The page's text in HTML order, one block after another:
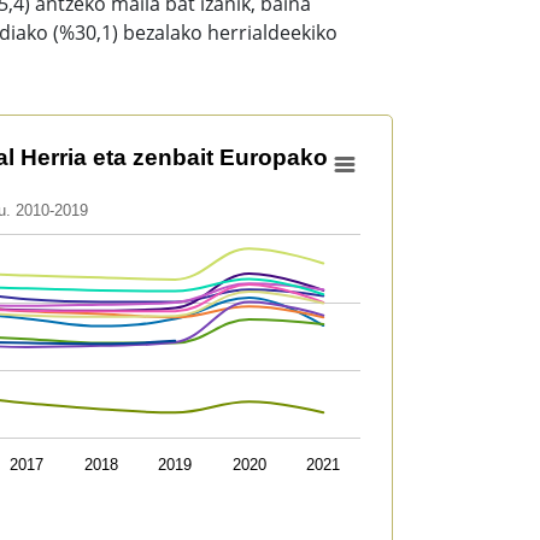
(%30,1) bezalako herrialdeekiko
Europako estatu. 2010-2019
Herria eta zenbait Europako estatu. 2010-2019
38.
Herria eta zenbait Europako
2010-2019
2017 2018 2019 2020 2021